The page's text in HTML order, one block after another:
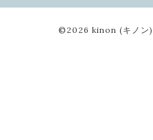
©2026 kinon (キノン)